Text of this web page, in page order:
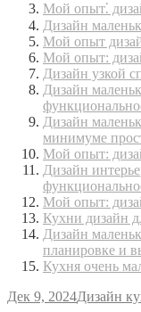
Мой опыт⁚
Дизайн
Мой опыт
Мой опыт:
Дизайн узкой
Дизайн
Дизайн
минимуме
Мой опыт:
Дизайн
Мой опыт:
Кухни дизайн
Дизайн
планировке и
Кухня очень
Дек 9, 2024Дизайн